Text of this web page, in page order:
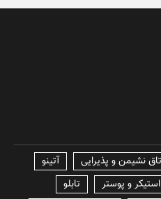
آتینو
استیکر و پوستر
تابلو